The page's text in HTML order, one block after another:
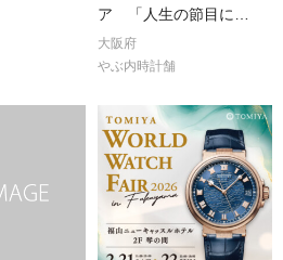
ア 「人生の節目に
大阪府
やぶ内時計舗